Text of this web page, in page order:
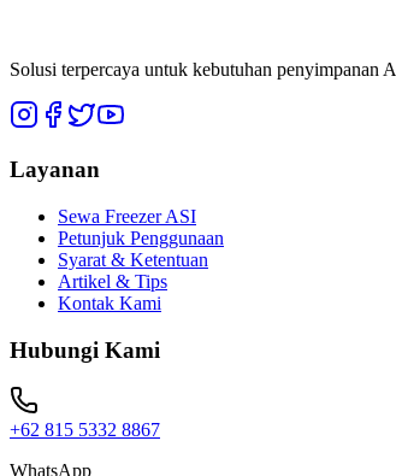
Solusi terpercaya untuk kebutuhan penyimpanan
Layanan
Sewa Freezer ASI
Petunjuk Penggunaan
Syarat & Ketentuan
Artikel & Tips
Kontak Kami
Hubungi Kami
+62 815 5332 8867
WhatsApp